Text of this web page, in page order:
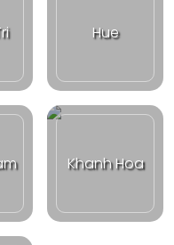
Hue
Khanh Hoa